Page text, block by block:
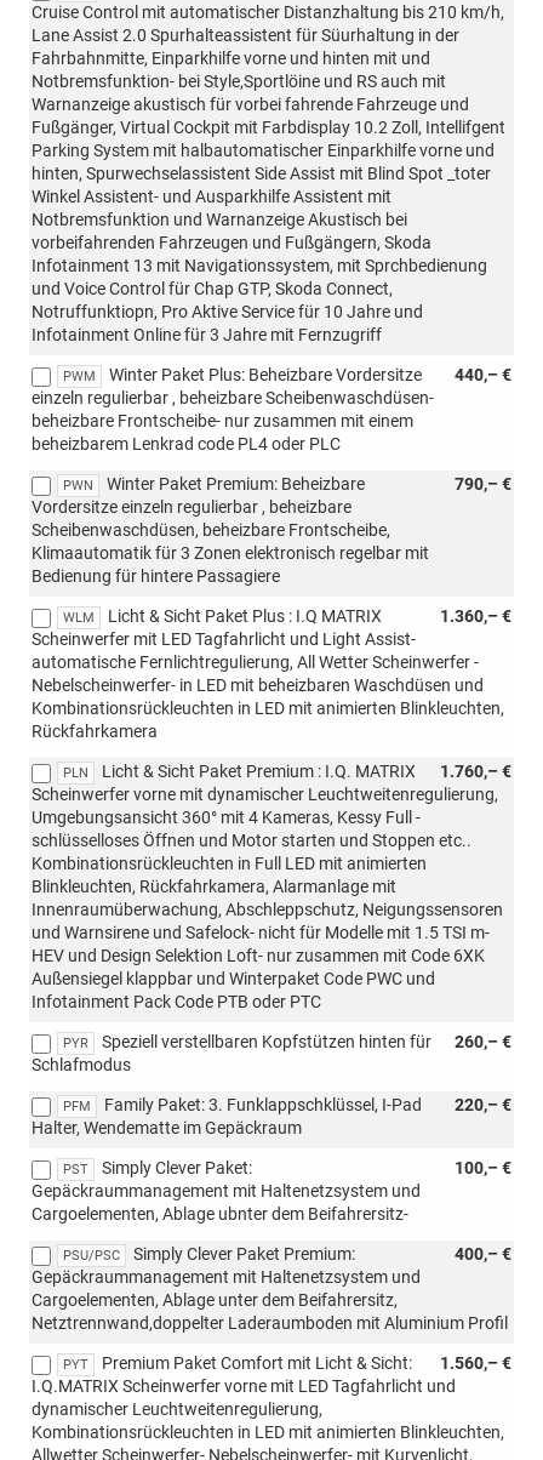
Cruise Control mit automatischer Distanzhaltung bis 210 km/h,
Lane Assist 2.0 Spurhalteassistent für Süurhaltung in der
Fahrbahnmitte, Einparkhilfe vorne und hinten mit und
Notbremsfunktion- bei Style,Sportlöine und RS auch mit
Warnanzeige akustisch für vorbei fahrende Fahrzeuge und
Fußgänger, Virtual Cockpit mit Farbdisplay 10.2 Zoll, Intellifgent
Parking System mit halbautomatischer Einparkhilfe vorne und
hinten, Spurwechselassistent Side Assist mit Blind Spot _toter
Winkel Assistent- und Ausparkhilfe Assistent mit
Notbremsfunktion und Warnanzeige Akustisch bei
vorbeifahrenden Fahrzeugen und Fußgängern, Skoda
Infotainment 13 mit Navigationssystem, mit Sprchbedienung
und Voice Control für Chap GTP, Skoda Connect,
Notruffunktiopn, Pro Aktive Service für 10 Jahre und
Infotainment Online für 3 Jahre mit Fernzugriff
PWM 440,– €
Winter Paket Plus: Beheizbare Vordersitze
einzeln regulierbar , beheizbare Scheibenwaschdüsen-
beheizbare Frontscheibe- nur zusammen mit einem
beheizbarem Lenkrad code PL4 oder PLC
PWN 790,– €
Winter Paket Premium: Beheizbare
Vordersitze einzeln regulierbar , beheizbare
Scheibenwaschdüsen, beheizbare Frontscheibe,
Klimaautomatik für 3 Zonen elektronisch regelbar mit
Bedienung für hintere Passagiere
WLM 1.360,– €
Licht & Sicht Paket Plus : I.Q MATRIX
Scheinwerfer mit LED Tagfahrlicht und Light Assist-
automatische Fernlichtregulierung, All Wetter Scheinwerfer -
Nebelscheinwerfer- in LED mit beheizbaren Waschdüsen und
Kombinationsrückleuchten in LED mit animierten Blinkleuchten,
Rückfahrkamera
PLN 1.760,– €
Licht & Sicht Paket Premium : I.Q. MATRIX
Scheinwerfer vorne mit dynamischer Leuchtweitenregulierung,
Umgebungsansicht 360° mit 4 Kameras, Kessy Full -
schlüsselloses Öffnen und Motor starten und Stoppen etc..
Kombinationsrückleuchten in Full LED mit animierten
Blinkleuchten, Rückfahrkamera, Alarmanlage mit
Innenraumüberwachung, Abschleppschutz, Neigungssensoren
und Warnsirene und Safelock- nicht für Modelle mit 1.5 TSI m-
HEV und Design Selektion Loft- nur zusammen mit Code 6XK
Außensiegel klappbar und Winterpaket Code PWC und
Infotainment Pack Code PTB oder PTC
PYR 260,– €
Speziell verstellbaren Kopfstützen hinten für
Schlafmodus
PFM 220,– €
Family Paket: 3. Funklappschklüssel, I-Pad
Halter, Wendematte im Gepäckraum
PST 100,– €
Simply Clever Paket:
Gepäckraummanagement mit Haltenetzsystem und
Cargoelementen, Ablage ubnter dem Beifahrersitz-
PSU/PSC 400,– €
Simply Clever Paket Premium:
Gepäckraummanagement mit Haltenetzsystem und
Cargoelementen, Ablage unter dem Beifahrersitz,
Netztrennwand,doppelter Laderaumboden mit Aluminium Profil
PYT 1.560,– €
Premium Paket Comfort mit Licht & Sicht:
I.Q.MATRIX Scheinwerfer vorne mit LED Tagfahrlicht und
dynamischer Leuchtweitenregulierung,
Kombinationsrückleuchten in LED mit animierten Blinkleuchten,
Allwetter Scheinwerfer- Nebelscheinwerfer- mit Kurvenlicht,